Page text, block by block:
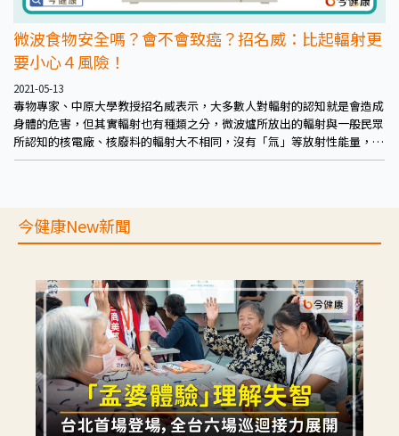
微波食物安全嗎？會不會致癌？招名威：比起輻射更
要小心４風險！
2021-05-13
毒物專家、中原大學教授招名威表示，大多數人對輻射的認知就是會造成
身體的危害，但其實輻射也有種類之分，微波爐所放出的輻射與一般民眾
所認知的核電廠、核廢料的輻射大不相同，沒有「氚」等放射性能量，不
會破壞人體的DNA，更沒有致癌的風險。
今健康New新聞